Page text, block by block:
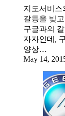
지도서비스
갈등을 빚
구글과의
자자인데,
양상…
May 14,